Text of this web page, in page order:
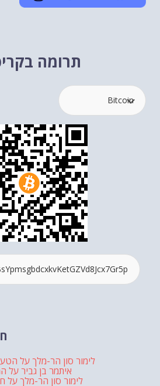
תרומה
לימור סון הר-מלך על
איתמר בן גביר על
לימור סון הר-מלך על